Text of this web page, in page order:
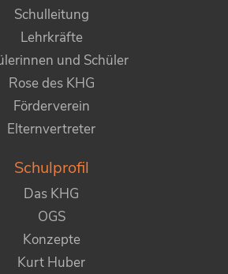
Schulleitung
Lehrkräfte
und Schüler
Rose des KHG
Förderverein
Elternvertreter
Schulprofil
Das KHG
OGS
Konzepte
Kurt Huber